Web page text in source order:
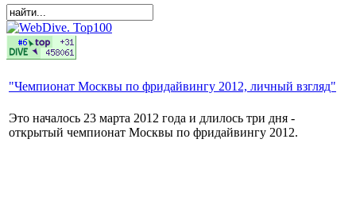
"Чемпионат Москвы по фридайвингу 2012, личный взгляд"
Это началось 23 марта 2012 года и длилось три дня -
открытый чемпионат Москвы по фридайвингу 2012.